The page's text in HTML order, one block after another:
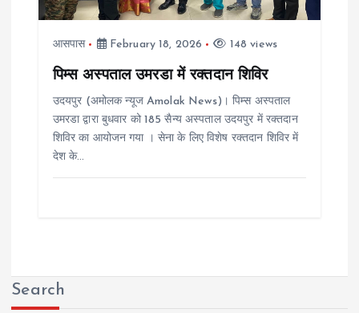
आसपास February 18, 2026 148 views
पिम्स अस्पताल उमरडा में रक्तदान शिविर
उदयपुर (अमोलक न्यूज Amolak News)। पिम्स अस्पताल
उमरडा द्वारा बुधवार को 185 सैन्य अस्पताल उदयपुर में रक्तदान
शिविर का आयोजन गया । सेना के लिए विशेष रक्तदान शिविर में
देश के…
Search